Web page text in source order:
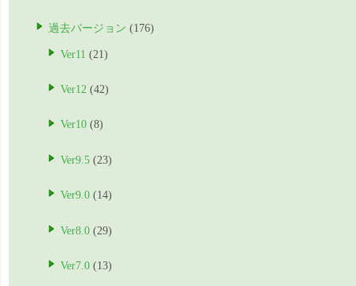
過去バージョン (176)
Ver11 (21)
Ver12 (42)
Ver10 (8)
Ver9.5 (23)
Ver9.0 (14)
Ver8.0 (29)
Ver7.0 (13)